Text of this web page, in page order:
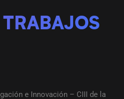
e Innovación – CIII de la